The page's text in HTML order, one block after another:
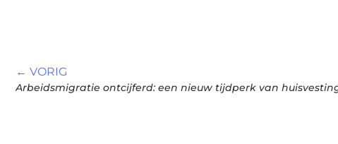
← VORIG
Arbeidsmigratie ontcijferd: een nieuw tijdperk van